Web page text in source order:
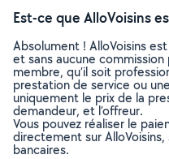
Est-ce que AlloVoisins
Absolument ! AlloVoisins
et sans aucune
membre, qu’il soit
prestation de service ou
uniquement le prix de la
demandeur, et l’offreur.
Vous pouvez réaliser le
directement sur
bancaires.